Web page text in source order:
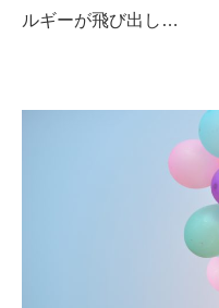
ルギーが飛び出し…